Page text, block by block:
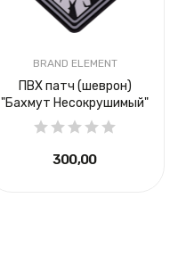
BRAND ELEMENT
ПВХ патч (шеврон)
"Бахмут Несокрушимый"
300,00 ₴